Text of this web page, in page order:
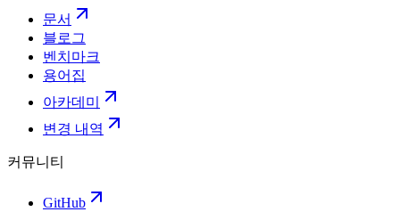
문서
블로그
벤치마크
용어집
아카데미
변경 내역
커뮤니티
GitHub